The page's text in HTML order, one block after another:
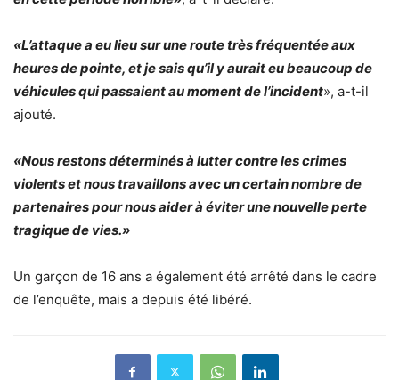
«L’attaque a eu lieu sur une route très fréquentée aux
heures de pointe, et je sais qu’il y aurait eu beaucoup de
véhicules qui passaient au moment de l’incident», a-t-il
ajouté.
«Nous restons déterminés à lutter contre les crimes
violents et nous travaillons avec un certain nombre de
partenaires pour nous aider à éviter une nouvelle perte
tragique de vies.»
Un garçon de 16 ans a également été arrêté dans le cadre
de l’enquête, mais a depuis été libéré.